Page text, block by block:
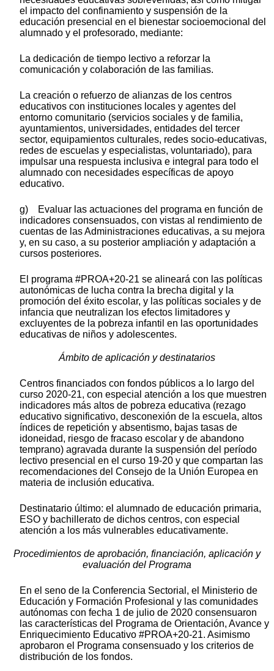
el impacto del confinamiento y suspensión de la
educación presencial en el bienestar socioemocional del
alumnado y el profesorado, mediante:
La dedicación de tiempo lectivo a reforzar la
comunicación y colaboración de las familias.
La creación o refuerzo de alianzas de los centros
educativos con instituciones locales y agentes del
entorno comunitario (servicios sociales y de familia,
ayuntamientos, universidades, entidades del tercer
sector, equipamientos culturales, redes socio-educativas,
redes de escuelas y especialistas, voluntariado), para
impulsar una respuesta inclusiva e integral para todo el
alumnado con necesidades específicas de apoyo
educativo.
g) Evaluar las actuaciones del programa en función de
indicadores consensuados, con vistas al rendimiento de
cuentas de las Administraciones educativas, a su mejora
y, en su caso, a su posterior ampliación y adaptación a
cursos posteriores.
El programa #PROA+20-21 se alineará con las políticas
autonómicas de lucha contra la brecha digital y la
promoción del éxito escolar, y las políticas sociales y de
infancia que neutralizan los efectos limitadores y
excluyentes de la pobreza infantil en las oportunidades
educativas de niños y adolescentes.
Ámbito de aplicación y destinatarios
Centros financiados con fondos públicos a lo largo del
curso 2020-21, con especial atención a los que muestren
indicadores más altos de pobreza educativa (rezago
educativo significativo, desconexión de la escuela, altos
índices de repetición y absentismo, bajas tasas de
idoneidad, riesgo de fracaso escolar y de abandono
temprano) agravada durante la suspensión del período
lectivo presencial en el curso 19-20 y que compartan las
recomendaciones del Consejo de la Unión Europea en
materia de inclusión educativa.
Destinatario último: el alumnado de educación primaria,
ESO y bachillerato de dichos centros, con especial
atención a los más vulnerables educativamente.
Procedimientos de aprobación, financiación, aplicación y
evaluación del Programa
En el seno de la Conferencia Sectorial, el Ministerio de
Educación y Formación Profesional y las comunidades
autónomas con fecha 1 de julio de 2020 consensuaron
las características del Programa de Orientación, Avance y
Enriquecimiento Educativo #PROA+20-21. Asimismo
aprobaron el Programa consensuado y los criterios de
distribución de los fondos.